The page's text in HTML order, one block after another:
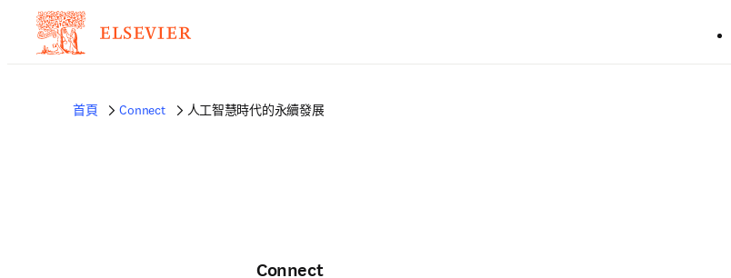
首頁 Connect 人工智慧時代的永續發展
Connect